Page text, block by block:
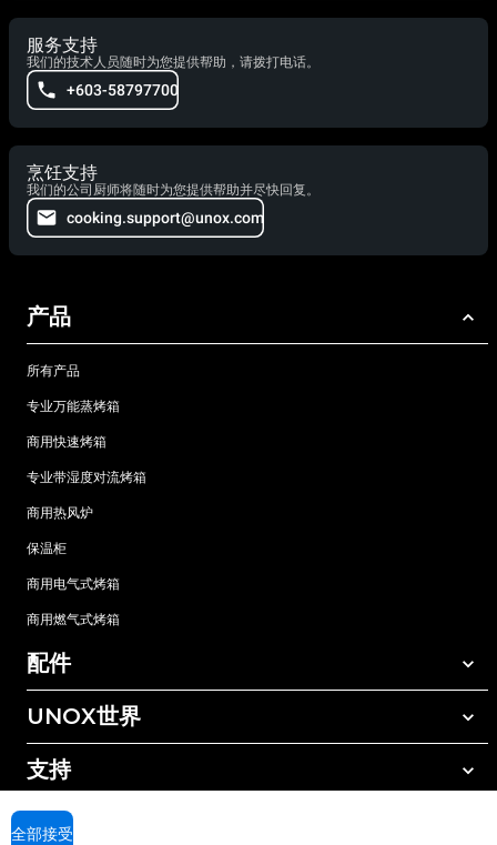
服务支持
我们的技术人员随时为您提供帮助，请拨打电话。
+603-58797700
烹饪支持
我们的公司厨师将随时为您提供帮助并尽快回复。
cooking.support@unox.com
产品
所有产品
专业万能蒸烤箱
商用快速烤箱
专业带湿度对流烤箱
商用热风炉
保温柜
商用电气式烤箱
商用燃气式烤箱
配件
所有配件
手动清洗清洁剂
树脂过滤水处理
UNOX世界
我们在全球的办事处
支持
UNOX质保
全部接受